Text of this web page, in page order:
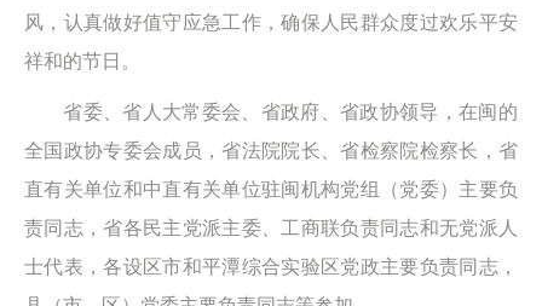
风，认真做好值守应急工作，确保人民群众度过欢乐平安
祥和的节日。
省委、省人大常委会、省政府、省政协领导，在闽的
全国政协专委会成员，省法院院长、省检察院检察长，省
直有关单位和中直有关单位驻闽机构党组（党委）主要负
责同志，省各民主党派主委、工商联负责同志和无党派人
士代表，各设区市和平潭综合实验区党政主要负责同志，